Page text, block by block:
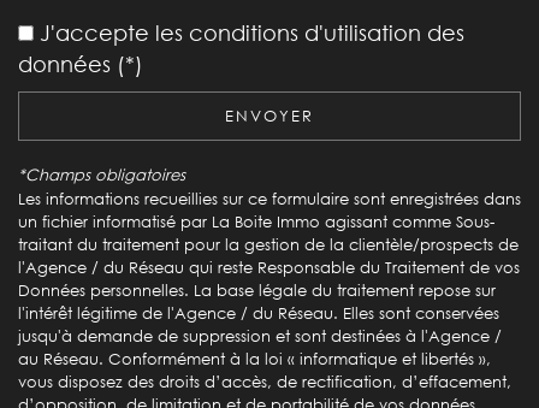
Cinéma
Collège
École primaire
Enseignement supérieur
Lycée
Bibliothèque
Gare ferroviaire
J'accepte les conditions d'utilisation des
données (*)
ENVOYER
*Champs obligatoires
Les informations recueillies sur ce formulaire sont enregistrées dans
un fichier informatisé par La Boite Immo agissant comme Sous-
traitant du traitement pour la gestion de la clientèle/prospects de
l'Agence / du Réseau qui reste Responsable du Traitement de vos
Données personnelles. La base légale du traitement repose sur
l'intérêt légitime de l'Agence / du Réseau. Elles sont conservées
jusqu'à demande de suppression et sont destinées à l'Agence /
au Réseau. Conformément à la loi « informatique et libertés »,
vous disposez des droits d’accès, de rectification, d’effacement,